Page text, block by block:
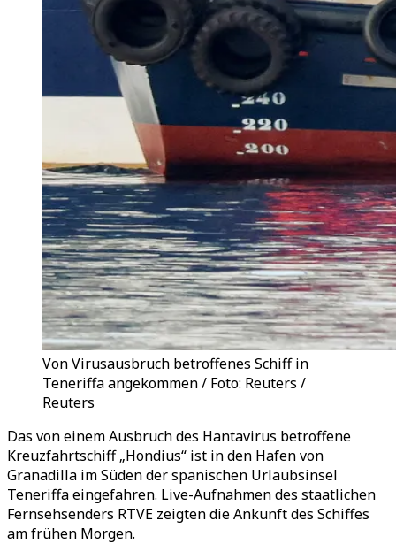
Von Virusausbruch betroffenes Schiff in
Teneriffa angekommen / Foto: Reuters /
Reuters
Das von einem Ausbruch des Hantavirus betroffene
Kreuzfahrtschiff „Hondius“ ist in den Hafen von
Granadilla im Süden der spanischen Urlaubsinsel
Teneriffa eingefahren. Live-Aufnahmen des staatlichen
Fernsehsenders RTVE zeigten die Ankunft des Schiffes
am frühen Morgen.